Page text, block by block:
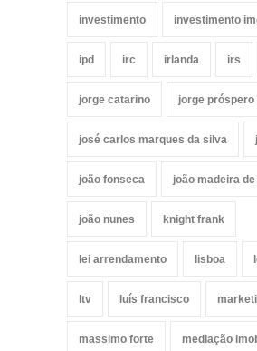
investimento investimento
ipd irc irlanda irs
jorge catarino jorge próspero
josé carlos marques da silva
joão fonseca joão madeira
joão nunes knight frank
lei arrendamento lisboa
ltv luís francisco
massimo forte mediação